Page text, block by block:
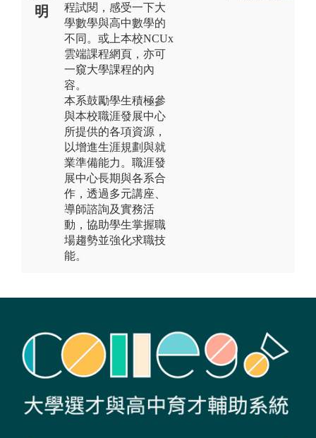
明
程試閱，感受一下大
學數學與高中數學的
不同。或上本校NCUx
雲端課程網頁，亦可
一窺大學課程的內
容。
本系鼓勵學生積極參
與本校職涯發展中心
所提供的各項資源，
以增進生涯規劃與就
業準備能力。職涯發
展中心長期與各系合
作，透過多元講座、
導師諮詢及實務活
動，協助學生掌握職
場趨勢並強化求職技
能。